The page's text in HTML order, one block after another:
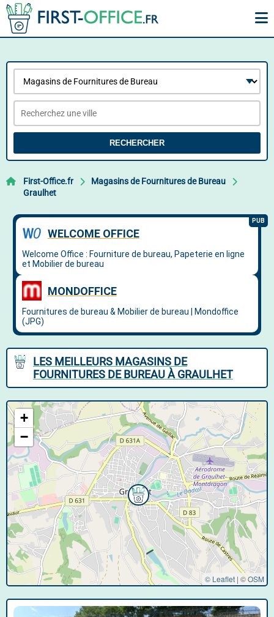
RECHERCHER
First-Office.fr
Magasins de Fournitures de Bureau
Graulhet
LES MEILLEURS MAGASINS DE
FOURNITURES DE BUREAU À GRAULHET
+
−
© Leaflet | ©OSM